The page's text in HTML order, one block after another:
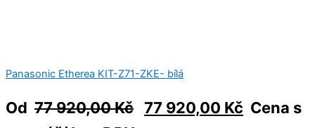
Panasonic Etherea KIT-Z71-ZKE- bílá
Od 77 920,00Kč 77 920,00 Kč Cena s